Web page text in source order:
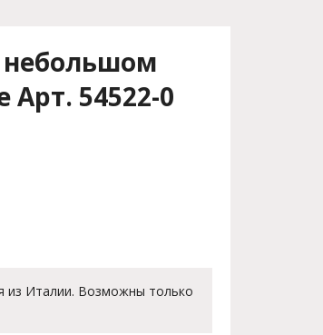
Арт. 54522-0
из Италии. Возможны только